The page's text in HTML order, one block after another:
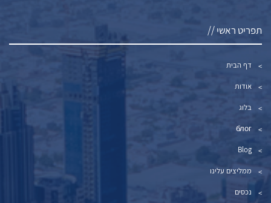
תפריט ראשי //
דף הבית
אודות
בלוג
блог
Blog
ממליצים עלינו
נכסים